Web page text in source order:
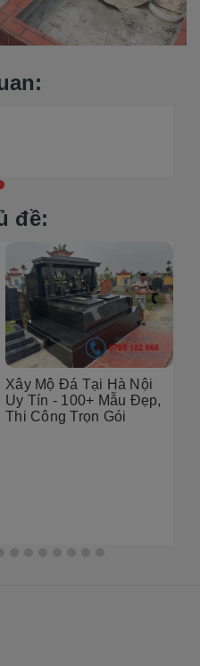
đề:
Địa chỉ thiết Kế Mộ Đá
Tại Hà Nội – 100+ Mẫu